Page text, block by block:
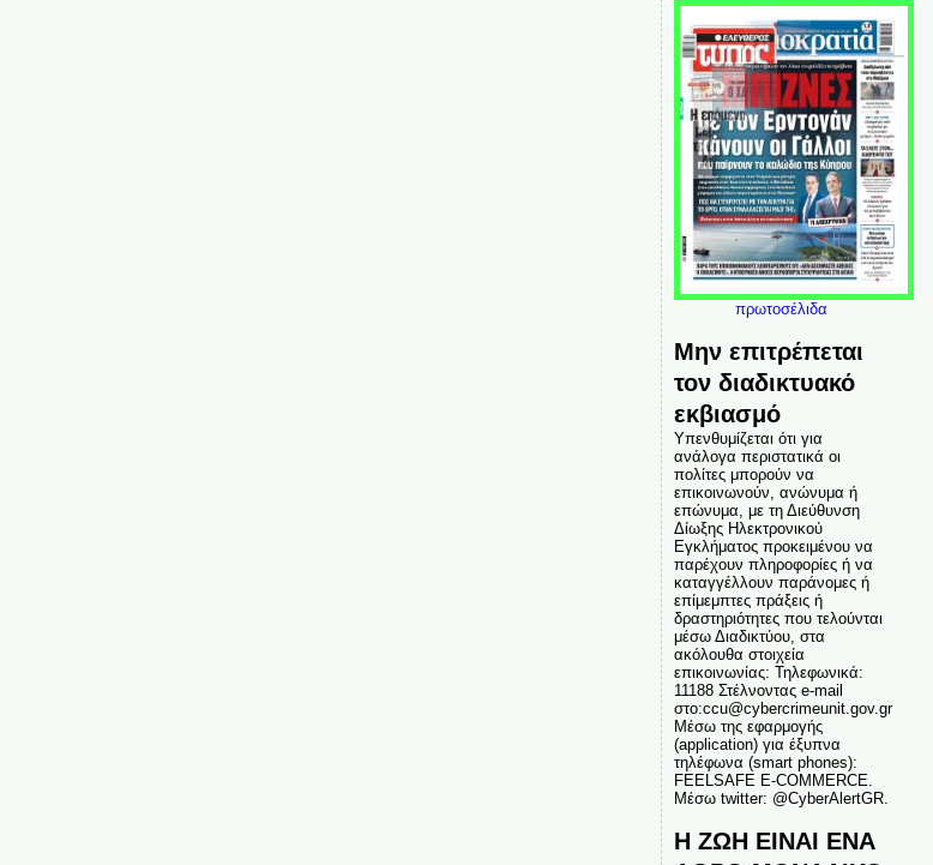
πρωτοσέλιδα
Μην επιτρέπεται
τον διαδικτυακό
εκβιασμό
Υπενθυμίζεται ότι για
ανάλογα περιστατικά οι
πολίτες μπορούν να
επικοινωνούν, ανώνυμα ή
επώνυμα, με τη Διεύθυνση
Δίωξης Ηλεκτρονικού
Εγκλήματος προκειμένου να
παρέχουν πληροφορίες ή να
καταγγέλλουν παράνομες ή
επίμεμπτες πράξεις ή
δραστηριότητες που τελούνται
μέσω Διαδικτύου, στα
ακόλουθα στοιχεία
επικοινωνίας: Τηλεφωνικά:
11188 Στέλνοντας e-mail
στο:ccu@cybercrimeunit.gov.gr
Μέσω της εφαρμογής
(application) για έξυπνα
τηλέφωνα (smart phones):
FEELSAFE E-COMMERCE.
Μέσω twitter: @CyberAlertGR.
Η ΖΩΗ ΕΙΝΑΙ ΕΝΑ